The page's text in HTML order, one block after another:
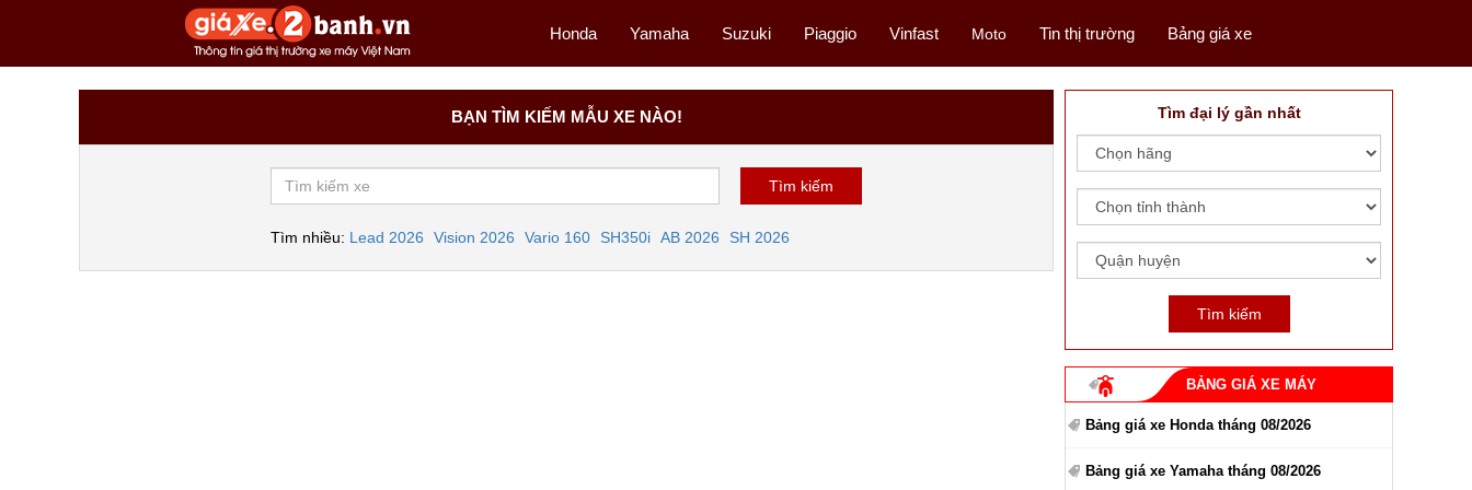
Honda Yamaha Suzuki Piaggio Vinfast Moto Tin thị trường Bảng giá xe
BẠN TÌM KIẾM MẪU XE NÀO!
Tìm nhiều: Lead 2026 Vision 2026 Vario 160 SH350i AB 2026 SH 2026
Tìm đại lý gần nhất
BẢNG GIÁ XE MÁY
Bảng giá xe Honda tháng 08/2026
Bảng giá xe Yamaha tháng 08/2026